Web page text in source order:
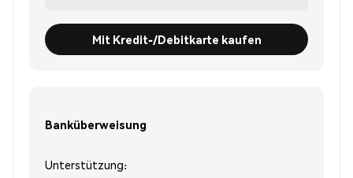
Mit Kredit-/Debitkarte kaufen
Banküberweisung
Unterstützung: